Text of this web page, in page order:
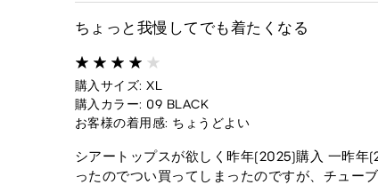
ちょっと我慢してでも着たくなる
購入サイズ: XL
購入カラー: 09 BLACK
お客様の着用感: ちょうどよい
シアートップスが欲しく昨年(2025)購入 一昨
ったのでつい買ってしまったのですが、チュー